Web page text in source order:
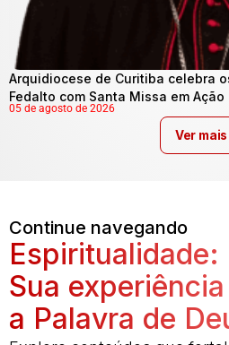
Arquidiocese de Curitiba celebra
Fedalto com Santa Missa em Ação
05 de agosto de 2026
Ver mais
Continue navegando
Espiritualidade:
Sua
a Palavra de